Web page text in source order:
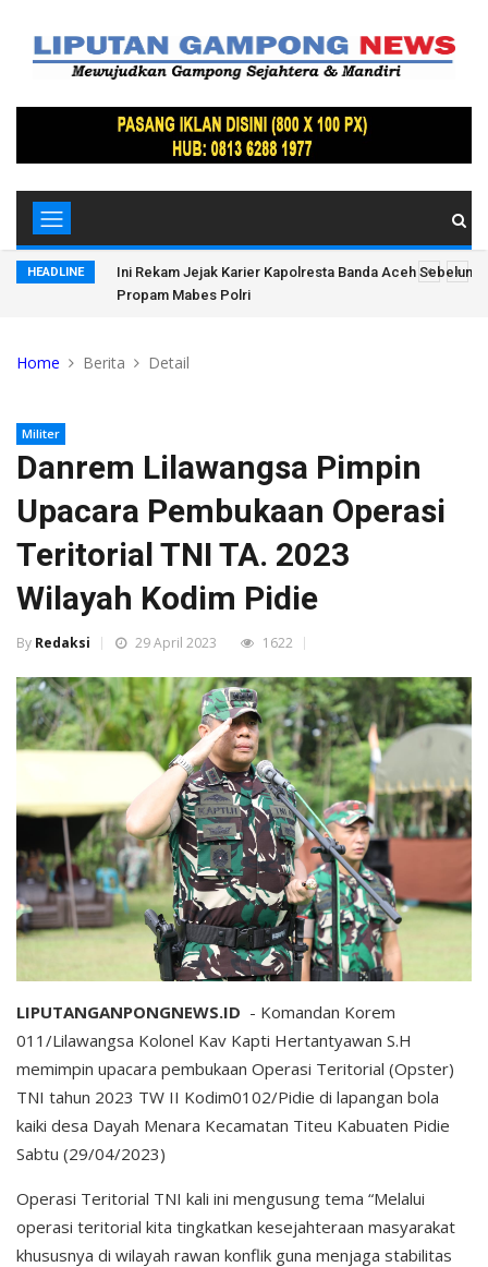
HEADLINE
Ratusan
Ini Rekam Jejak Karier Kapolresta Banda Aceh Sebelum
Propam Mabes Polri
Home Berita Detail
Militer
Danrem Lilawangsa Pimpin
Upacara Pembukaan Operasi
Teritorial TNI TA. 2023
Wilayah Kodim Pidie
By Redaksi 29 April 2023 1622
LIPUTANGANPONGNEWS.ID - Komandan Korem
011/Lilawangsa Kolonel Kav Kapti Hertantyawan S.H
memimpin upacara pembukaan Operasi Teritorial (Opster)
TNI tahun 2023 TW II Kodim0102/Pidie di lapangan bola
kaiki desa Dayah Menara Kecamatan Titeu Kabuaten Pidie
Sabtu (29/04/2023)
Operasi Teritorial TNI kali ini mengusung tema “Melalui
operasi teritorial kita tingkatkan kesejahteraan masyarakat
khususnya di wilayah rawan konflik guna menjaga stabilitas